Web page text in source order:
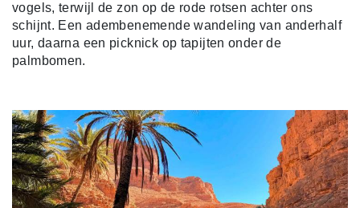
vogels, terwijl de zon op de rode rotsen achter ons
schijnt. Een adembenemende wandeling van anderhalf
uur, daarna een picknick op tapijten onder de
palmbomen.